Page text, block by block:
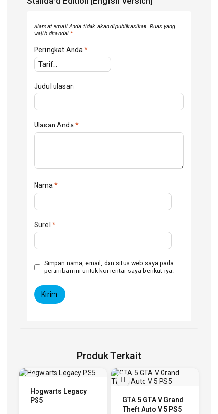
Alamat email Anda tidak akan dipublikasikan. Ruas yang
wajib ditandai*
Peringkat Anda*
Judul ulasan
Ulasan Anda*
Nama *
Surel *
Simpan nama, email, dan situs web saya pada
peramban ini untuk komentar saya berikutnya.
Produk Terkait
Hogwarts Legacy
PS5
GTA 5 GTA V Grand
Theft Auto V 5 PS5